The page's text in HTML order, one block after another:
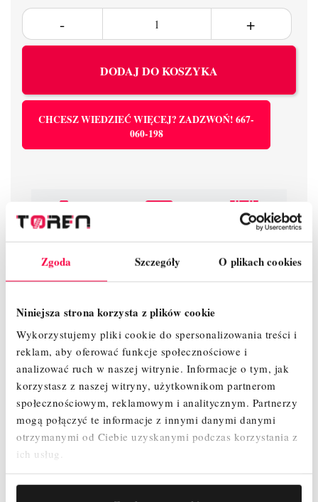
Zgoda Szczegóły O plikach cookies
Niniejsza strona korzysta z plików cookie
Wykorzystujemy pliki cookie do spersonalizowania treści i
reklam, aby oferować funkcje społecznościowe i
analizować ruch w naszej witrynie. Informacje o tym, jak
korzystasz z naszej witryny, użytkownikom partnerom
społecznościowym, reklamowym i analitycznym. Partnerzy
mogą połączyć te informacje z innymi danymi danymi
otrzymanymi od Ciebie uzyskanymi podczas korzystania z
ich usług.
DODAJ DO KOSZYKA
CHCESZ WIEDZIEĆ WIĘCEJ? ZADZWOŃ! 667-
060-198
Wsparcie
telefoniczne
Europejskie
certyfikaty
14 dni na
zwrot
LeaseLink Gwarancja
producenta
Bądź pierwszy, napisz opinię!